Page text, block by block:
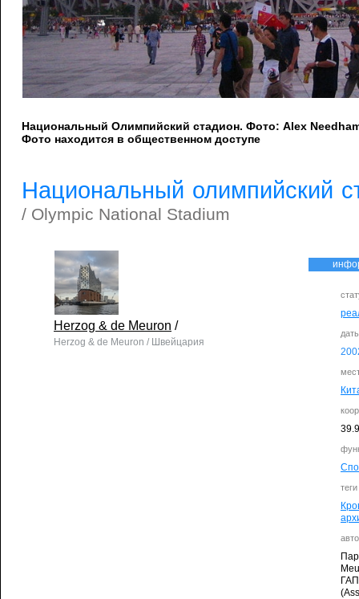
Национальный Олимпийский стадион. Фото: Alex
Фото находится в общественном доступе
Национальный олимпийский
/ Olympic National Stadium
теги
Herzog & de Meuron /
Herzog & de Meuron / Швейцария